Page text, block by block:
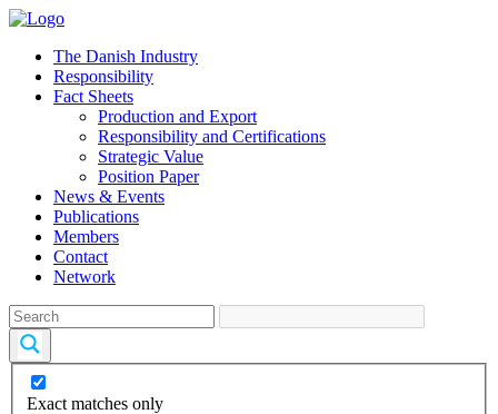
The Danish Industry
Responsibility
Fact Sheets
Production and Export
Responsibility and Certifications
Strategic Value
Position Paper
News & Events
Publications
Members
Contact
Network
Exact matches only